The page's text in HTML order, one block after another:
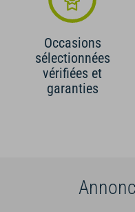
Occasions
sélectionnées
vérifiées et
garanties